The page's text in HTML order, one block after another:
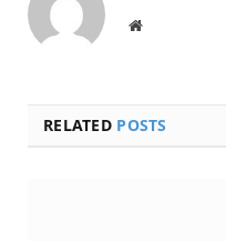
Website
RELATED POSTS